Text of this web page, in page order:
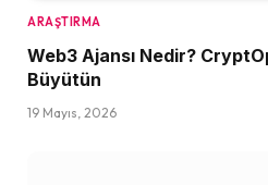
ARAŞTIRMA
Web3 Ajansı Nedir?
Büyütün
19 Mayıs, 2026